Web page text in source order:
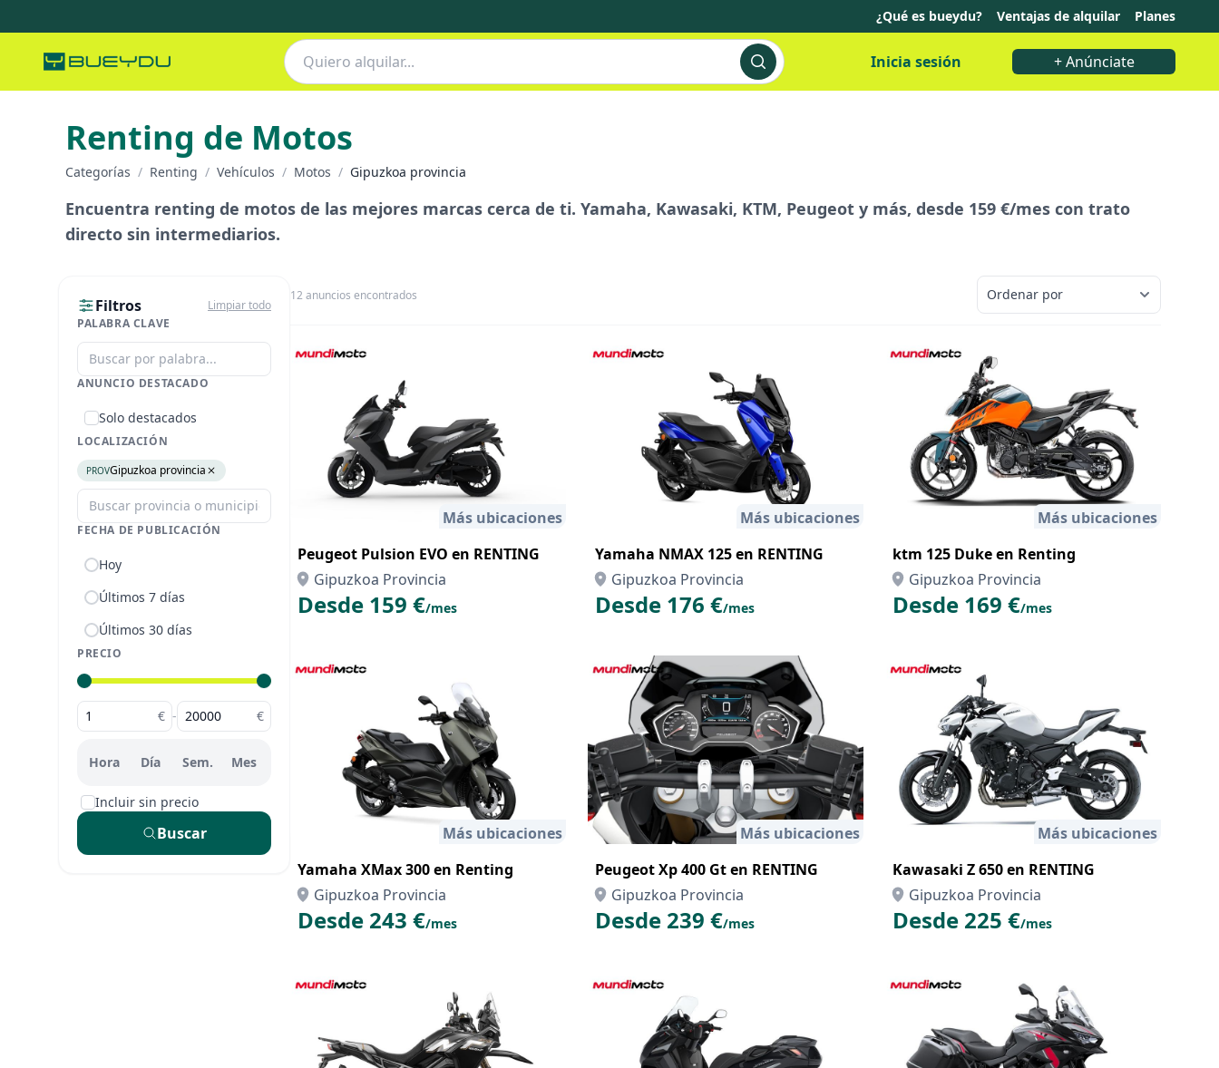
¿Qué es bueydu? Ventajas de alquilar Planes
Inicia sesión + Anúnciate
Renting de Motos
Categorías / Renting / Vehículos / Motos / Gipuzkoa provincia
Encuentra renting de motos de las mejores marcas cerca de ti. Yamaha, Kawasaki, KTM, Peugeot y más, desde 159 €/mes con trato
directo sin intermediarios.
Filtros
Limpiar todo
PALABRA CLAVE
ANUNCIO DESTACADO
Solo destacados
LOCALIZACIÓN
PROVGipuzkoa provincia
FECHA DE PUBLICACIÓN
Hoy
Últimos 7 días
Últimos 30 días
PRECIO
€ - €
Hora Día Sem. Mes
Incluir sin precio
Buscar
12 anuncios encontrados
Más ubicaciones
Peugeot Pulsion EVO en RENTING
Gipuzkoa Provincia
Desde 159 €/mes
Más ubicaciones
Yamaha NMAX 125 en RENTING
Gipuzkoa Provincia
Desde 176 €/mes
Más ubicaciones
ktm 125 Duke en Renting
Gipuzkoa Provincia
Desde 169 €/mes
Más ubicaciones
Yamaha XMax 300 en Renting
Gipuzkoa Provincia
Desde 243 €/mes
Más ubicaciones
Peugeot Xp 400 Gt en RENTING
Gipuzkoa Provincia
Desde 239 €/mes
Más ubicaciones
Kawasaki Z 650 en RENTING
Gipuzkoa Provincia
Desde 225 €/mes